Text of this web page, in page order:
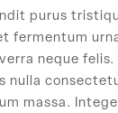
purus
neque
massa.